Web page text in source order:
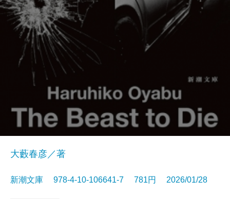
大藪春彦／著
新潮文庫 978-4-10-106641-7 781円 2026/01/28